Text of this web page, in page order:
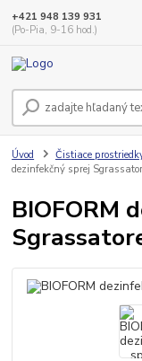
+421 948 139 931
(Po-Pia, 9-16 hod.)
Úvod Čistiace
dezinfekčný sprej
BIOFORM